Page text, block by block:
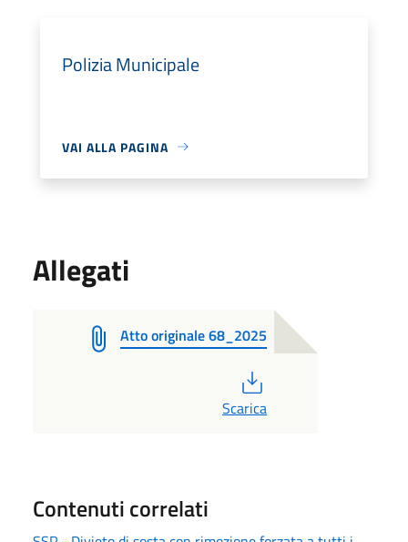
Polizia Municipale
VAI ALLA PAGINA
Allegati
Atto originale 68_2025
Scarica
Contenuti correlati